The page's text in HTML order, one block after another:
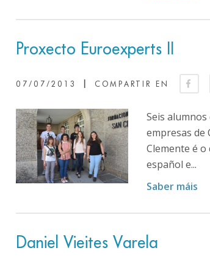
Proxecto Euroexperts II
07/07/2013 COMPARTIR EN
Seis
empresas de
Clemente é
español e...
Saber máis
Daniel Vieites Varela